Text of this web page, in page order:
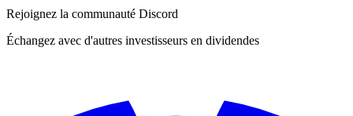
Rejoignez la communauté Discord
Échangez avec d'autres investisseurs en dividendes